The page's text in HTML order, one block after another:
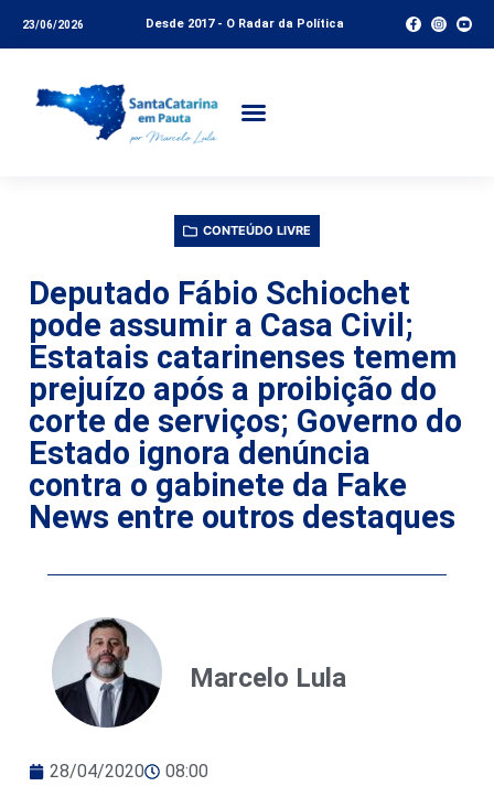
23/06/2026 Desde 2017 - O Radar da Política
CONTEÚDO LIVRE
Deputado Fábio Schiochet
pode assumir a Casa Civil;
Estatais catarinenses temem
prejuízo após a proibição do
corte de serviços; Governo do
Estado ignora denúncia
contra o gabinete da Fake
News entre outros destaques
Marcelo Lula
28/04/2020 08:00